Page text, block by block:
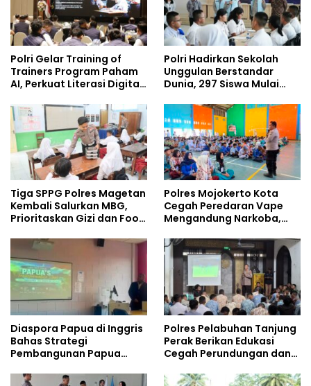
Polri Gelar Training of
Trainers Program Paham
AI, Perkuat Literasi Digital
Polri Hadirkan Sekolah
Unggulan Berstandar
Dunia, 297 Siswa Mulai
Tiga SPPG Polres Magetan
Kembali Salurkan MBG,
Prioritaskan Gizi dan Food
Polres Mojokerto Kota
Cegah Peredaran Vape
Mengandung Narkoba,
Kalangan Remaja
Diaspora Papua di Inggris
Bahas Strategi
Pembangunan Papua
Doktoral Internasional
Polres Pelabuhan Tanjung
Perak Berikan Edukasi
Cegah Perundungan dan
kepada Pelajar MPLS